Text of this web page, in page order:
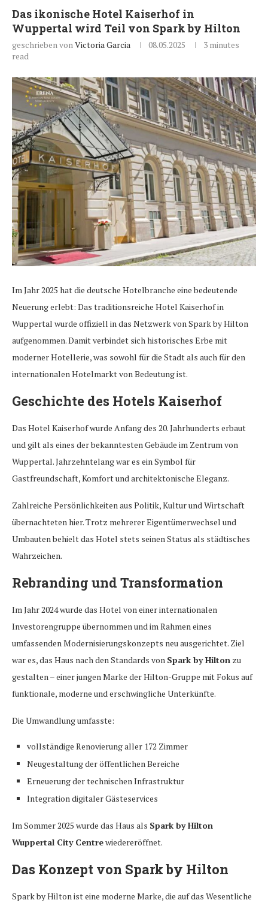
Das ikonische Hotel Kaiserhof in
Wuppertal wird Teil von Spark by Hilton
geschrieben vonVictoria Garcia 08.05.2025
3 minutes
read
Im Jahr 2025 hat die deutsche Hotelbranche eine bedeutende
Neuerung erlebt: Das traditionsreiche Hotel Kaiserhof in
Wuppertal wurde offiziell in das Netzwerk von Spark by Hilton
aufgenommen. Damit verbindet sich historisches Erbe mit
moderner Hotellerie, was sowohl für die Stadt als auch für den
internationalen Hotelmarkt von Bedeutung ist.
Geschichte des Hotels Kaiserhof
Das Hotel Kaiserhof wurde Anfang des 20. Jahrhunderts erbaut
und gilt als eines der bekanntesten Gebäude im Zentrum von
Wuppertal. Jahrzehntelang war es ein Symbol für
Gastfreundschaft, Komfort und architektonische Eleganz.
Zahlreiche Persönlichkeiten aus Politik, Kultur und Wirtschaft
übernachteten hier. Trotz mehrerer Eigentümerwechsel und
Umbauten behielt das Hotel stets seinen Status als städtisches
Wahrzeichen.
Rebranding und Transformation
Im Jahr 2024 wurde das Hotel von einer internationalen
Investorengruppe übernommen und im Rahmen eines
umfassenden Modernisierungskonzepts neu ausgerichtet. Ziel
war es, das Haus nach den Standards von Spark by Hilton zu
gestalten – einer jungen Marke der Hilton-Gruppe mit Fokus auf
funktionale, moderne und erschwingliche Unterkünfte.
Die Umwandlung umfasste:
vollständige Renovierung aller 172 Zimmer
Neugestaltung der öffentlichen Bereiche
Erneuerung der technischen Infrastruktur
Integration digitaler Gästeservices
Im Sommer 2025 wurde das Haus als Spark by Hilton
Wuppertal City Centrewiedereröffnet.
Das Konzept von Spark by Hilton
Spark by Hilton ist eine moderne Marke, die auf das Wesentliche